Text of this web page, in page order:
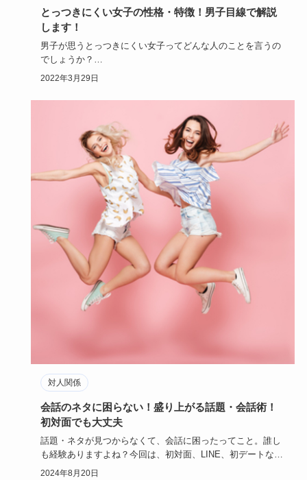
とっつきにくい女子の性格・特徴！男子目線で解説
します！
男子が思うとっつきにくい女子ってどんな人のことを言うの
でしょうか？
女子ウケが良くても、男子ウケが悪い人っているので、も…
2022年3月29日
対人関係
会話のネタに困らない！盛り上がる話題・会話術！
初対面でも大丈夫
話題・ネタが見つからなくて、会話に困ったってこと。誰し
も経験ありますよね？今回は、初対面、LINE、初デートな
ど、シーン別…
2024年8月20日